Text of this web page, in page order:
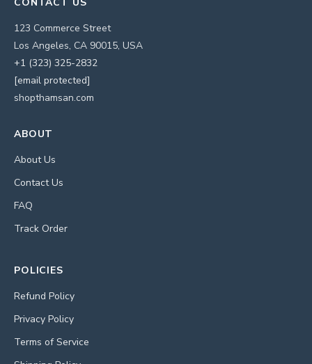
123 Commerce Street
Los Angeles, CA 90015, USA
+1 (323) 325-2832
[email protected]
shopthamsan.com
ABOUT
About Us
Contact Us
FAQ
Track Order
POLICIES
Refund Policy
Privacy Policy
Terms of Service